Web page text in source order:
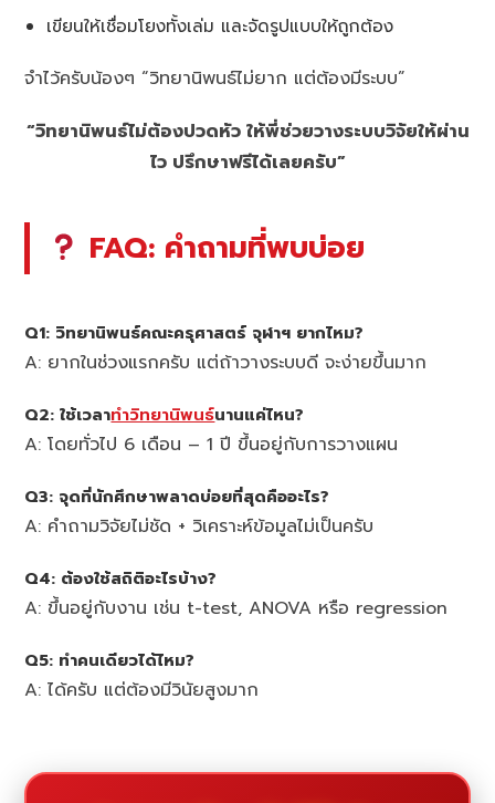
เขียนให้เชื่อมโยงทั้งเล่ม และจัดรูปแบบให้ถูกต้อง
จำไว้ครับน้องๆ “วิทยานิพนธ์ไม่ยาก แต่ต้องมีระบบ”
“วิทยานิพนธ์ไม่ต้องปวดหัว ให้พี่ช่วยวางระบบวิจัยให้ผ่าน
ไว ปรึกษาฟรีได้เลยครับ”
FAQ: คำถามที่พบบ่อย
Q1: วิทยานิพนธ์คณะครุศาสตร์ จุฬาฯ ยากไหม?
A: ยากในช่วงแรกครับ แต่ถ้าวางระบบดี จะง่ายขึ้นมาก
Q2: ใช้เวลาทำวิทยานิพนธ์นานแค่ไหน?
A: โดยทั่วไป 6 เดือน – 1 ปี ขึ้นอยู่กับการวางแผน
Q3: จุดที่นักศึกษาพลาดบ่อยที่สุดคืออะไร?
A: คำถามวิจัยไม่ชัด + วิเคราะห์ข้อมูลไม่เป็นครับ
Q4: ต้องใช้สถิติอะไรบ้าง?
A: ขึ้นอยู่กับงาน เช่น t-test, ANOVA หรือ regression
Q5: ทำคนเดียวได้ไหม?
A: ได้ครับ แต่ต้องมีวินัยสูงมาก